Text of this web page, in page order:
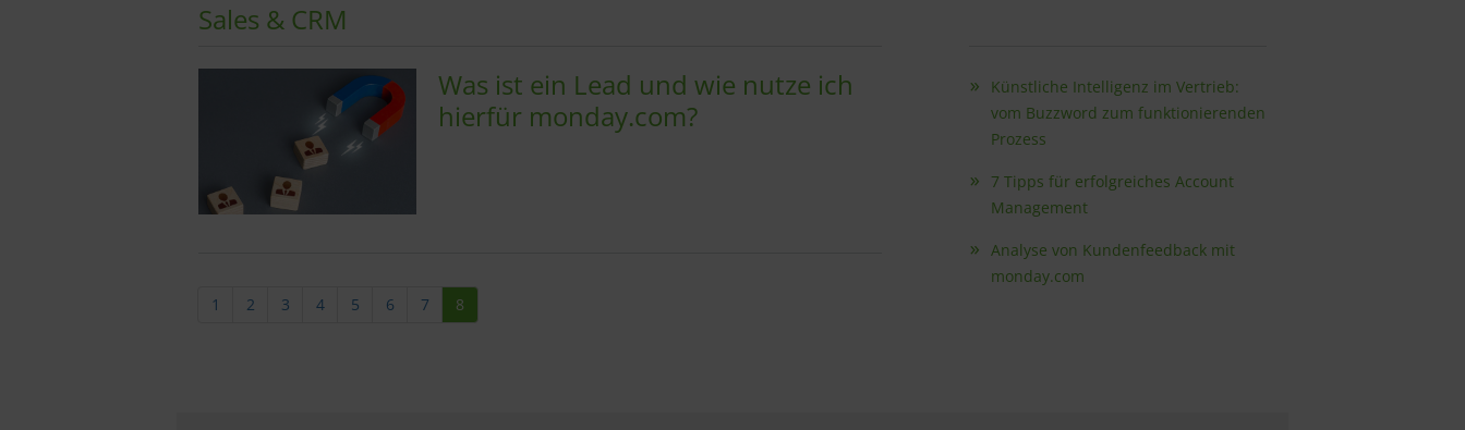
Sales & CRM
Was ist ein Lead und wie nutze ich
hierfür monday.com?
1 2 3 4 5 6 7 8
Künstliche Intelligenz im Vertrieb:
vom Buzzword zum funktionierenden
Prozess
7 Tipps für erfolgreiches Account
Management
Analyse von Kundenfeedback mit
monday.com